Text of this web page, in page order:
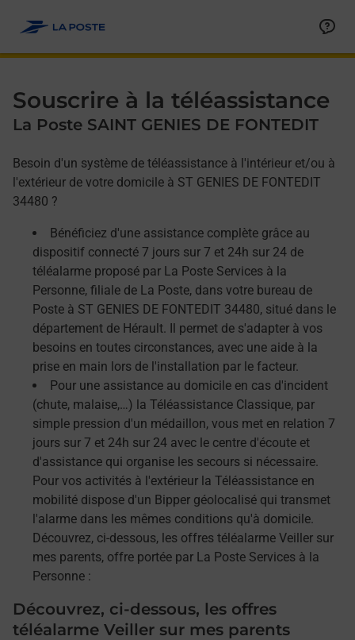
Souscrire à la téléassistance
La Poste SAINT GENIES DE FONTEDIT
Besoin d'un système de téléassistance à l'intérieur et/ou à
l'extérieur de votre domicile à ST GENIES DE FONTEDIT
34480 ?
Bénéficiez d'une assistance complète grâce au
dispositif connecté 7 jours sur 7 et 24h sur 24 de
téléalarme proposé par La Poste Services à la
Personne, filiale de La Poste, dans votre bureau de
Poste à ST GENIES DE FONTEDIT 34480, situé dans le
département de Hérault. Il permet de s'adapter à vos
besoins en toutes circonstances, avec une aide à la
prise en main lors de l'installation par le facteur.
Pour une assistance au domicile en cas d'incident
(chute, malaise,…) la Téléassistance Classique, par
simple pression d'un médaillon, vous met en relation 7
jours sur 7 et 24h sur 24 avec le centre d'écoute et
d'assistance qui organise les secours si nécessaire.
Pour vos activités à l'extérieur la Téléassistance en
mobilité dispose d'un Bipper géolocalisé qui transmet
l'alarme dans les mêmes conditions qu'à domicile.
Découvrez, ci-dessous, les offres téléalarme Veiller sur
mes parents, offre portée par La Poste Services à la
Personne :
Découvrez, ci-dessous, les offres
téléalarme Veiller sur mes parents